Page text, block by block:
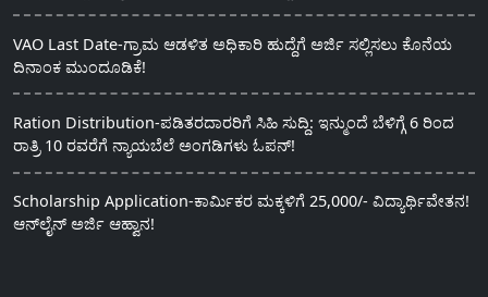
VAO Last Date-ಗ್ರಾಮ ಆಡಳಿತ ಅಧಿಕಾರಿ ಹುದ್ದೆಗೆ ಅರ್ಜಿ ಸಲ್ಲಿಸಲು ಕೊನೆಯ
ದಿನಾಂಕ ಮುಂದೂಡಿಕೆ!
Ration Distribution-ಪಡಿತರದಾರರಿಗೆ ಸಿಹಿ ಸುದ್ದಿ: ಇನ್ಮುಂದೆ ಬೆಳಿಗ್ಗೆ 6 ರಿಂದ
ರಾತ್ರಿ 10 ರವರೆಗೆ ನ್ಯಾಯಬೆಲೆ ಅಂಗಡಿಗಳು ಓಪನ್!
Scholarship Application-ಕಾರ್ಮಿಕರ ಮಕ್ಕಳಿಗೆ 25,000/- ವಿದ್ಯಾರ್ಥಿವೇತನ!
ಆನ್‍ಲೈನ್ ಅರ್ಜಿ ಆಹ್ವಾನ!